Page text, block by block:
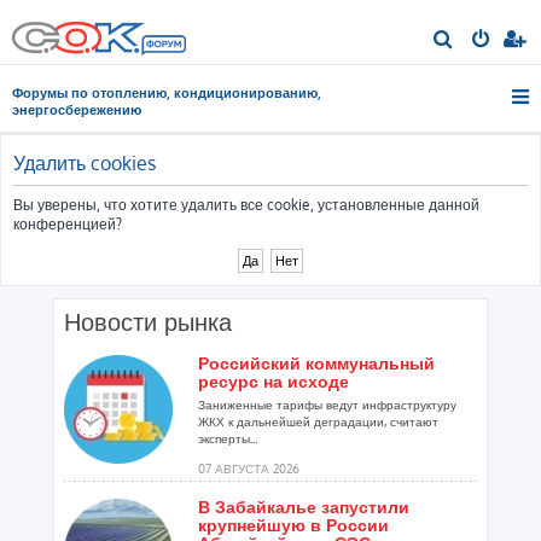
о
Форумы по отоплению, кондиционированию,
энергосбережению
Удалить cookies
Вы уверены, что хотите удалить все cookie, установленные данной
конференцией?
Новости рынка
Российский коммунальный
ресурс на исходе
Заниженные тарифы ведут инфраструктуру
ЖКХ к дальнейшей деградации, считают
эксперты...
07 АВГУСТА 2026
В Забайкалье запустили
крупнейшую в России